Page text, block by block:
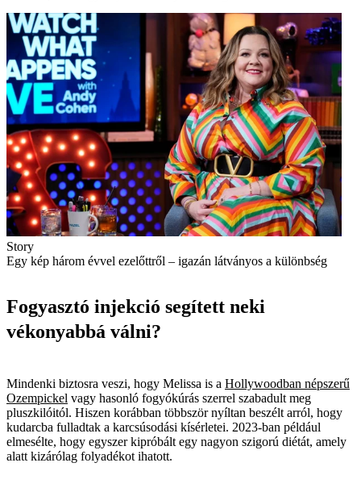
Story
Egy kép három évvel ezelőttről – igazán látványos a különbség
Fogyasztó injekció segített neki
vékonyabbá válni?
Mindenki biztosra veszi, hogy Melissa is a Hollywoodban népszerű
Ozempickel vagy hasonló fogyókúrás szerrel szabadult meg
pluszkilóitól. Hiszen korábban többször nyíltan beszélt arról, hogy
kudarcba fulladtak a karcsúsodási kísérletei. 2023-ban például
elmesélte, hogy egyszer kipróbált egy nagyon szigorú diétát, amely
alatt kizárólag folyadékot ihatott.